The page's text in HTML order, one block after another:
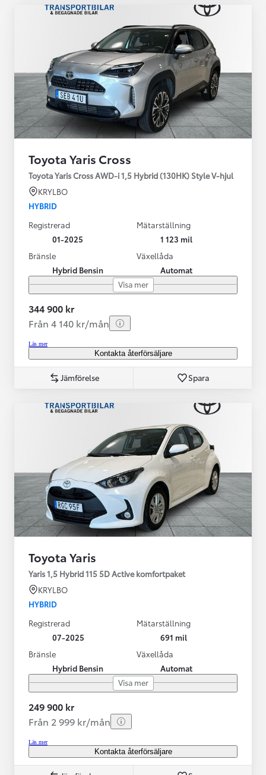
Toyota Yaris Cross
Toyota Yaris Cross AWD-i 1,5 Hybrid (130HK) Style V-hjul
KRYLBO
HYBRID
Registrerad
01-2025
Mätarställning
1 123 mil
Bränsle
Hybrid Bensin
Växellåda
Automat
Visa mer
344 900 kr
Från 4 140 kr/mån
Läs mer
Kontakta återförsäljare
Jämförelse Spara
Toyota Yaris
Yaris 1,5 Hybrid 115 5D Active komfortpaket
KRYLBO
HYBRID
Registrerad
07-2025
Mätarställning
691 mil
Bränsle
Hybrid Bensin
Växellåda
Automat
Visa mer
249 900 kr
Från 2 999 kr/mån
Läs mer
Kontakta återförsäljare